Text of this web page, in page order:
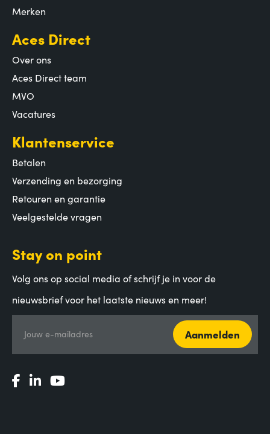
Merken
Aces Direct
Over ons
Aces Direct team
MVO
Vacatures
Klantenservice
Betalen
Verzending en bezorging
Retouren en garantie
Veelgestelde vragen
Stay on point
Volg ons op social media of schrijf je in voor de
nieuwsbrief voor het laatste nieuws en meer!
Jouw e-mailadres Aanmelden